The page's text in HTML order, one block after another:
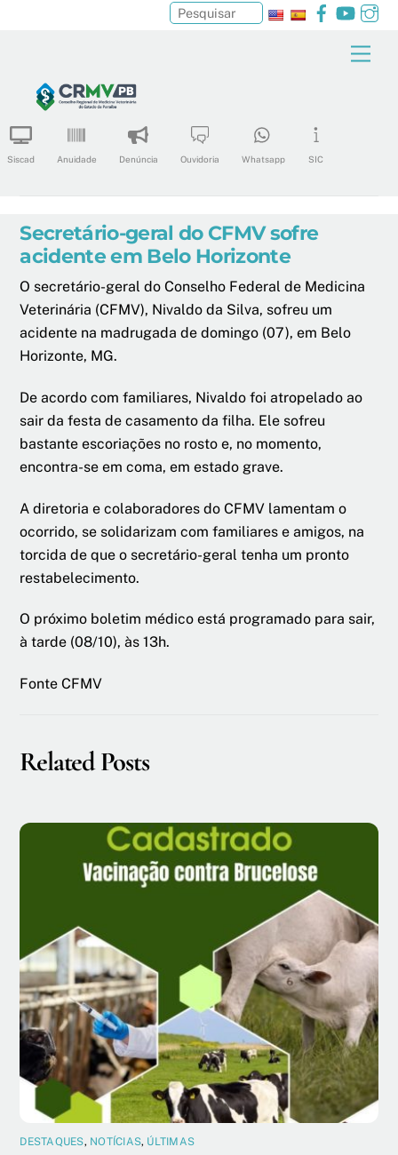
content
Facebook
Siscad Anuidade Denúncia Ouvidoria Whatsapp SIC
Pesquisar
Secretário-geral do CFMV sofre
acidente em Belo Horizonte
O secretário-geral do Conselho Federal de Medicina
Veterinária (CFMV), Nivaldo da Silva, sofreu um
acidente na madrugada de domingo (07), em Belo
Horizonte, MG.
De acordo com familiares, Nivaldo foi atropelado ao
sair da festa de casamento da filha. Ele sofreu
bastante escoriações no rosto e, no momento,
encontra-se em coma, em estado grave.
A diretoria e colaboradores do CFMV lamentam o
ocorrido, se solidarizam com familiares e amigos, na
torcida de que o secretário-geral tenha um pronto
restabelecimento.
O próximo boletim médico está programado para sair,
à tarde (08/10), às 13h.
Fonte CFMV
Related Posts
DESTAQUES, NOTÍCIAS, ÚLTIMAS